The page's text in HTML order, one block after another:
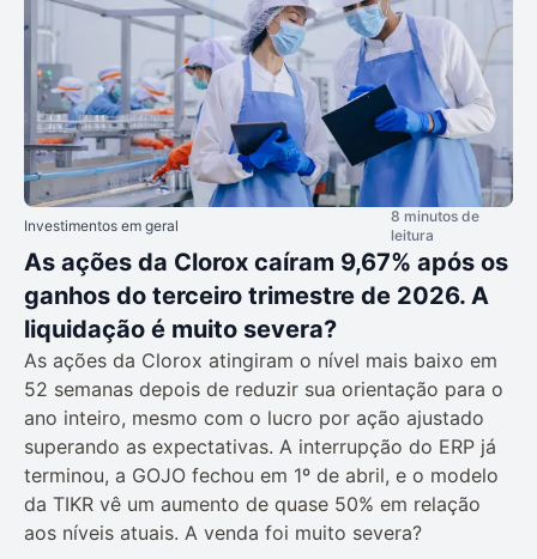
Investimentos em geral
8 minutos de
leitura
As ações da Clorox caíram 9,67% após os
ganhos do terceiro trimestre de 2026. A
liquidação é muito severa?
As ações da Clorox atingiram o nível mais baixo em
52 semanas depois de reduzir sua orientação para o
ano inteiro, mesmo com o lucro por ação ajustado
superando as expectativas. A interrupção do ERP já
terminou, a GOJO fechou em 1º de abril, e o modelo
da TIKR vê um aumento de quase 50% em relação
aos níveis atuais. A venda foi muito severa?